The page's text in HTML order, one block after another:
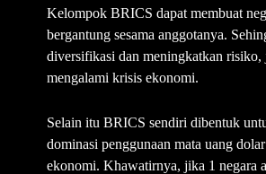
Kelompok BRICS dapat membuat
bergantung sesama anggotanya.
diversifikasi dan meningkatkan risiko,
mengalami krisis ekonomi.
Selain itu BRICS sendiri dibentuk
dominasi penggunaan mata uang
ekonomi. Khawatirnya, jika 1 negara